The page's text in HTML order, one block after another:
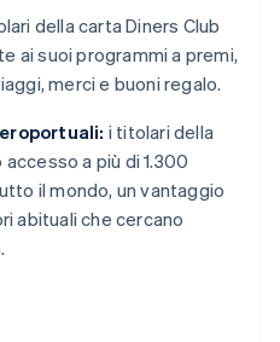
della carta Diners Club
ai suoi programmi a premi,
merci e buoni regalo.
i titolari della
a più di 1.300
il mondo, un vantaggio
abituali che cercano